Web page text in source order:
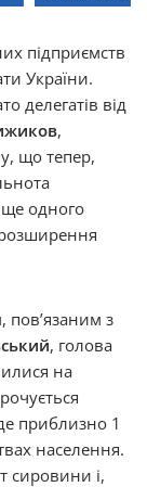
підприємств
України.
делегатів від
,
що тепер,
одного
розширення
повʼязаним з
, голова
на
приблизно 1
населення.
сировини і,